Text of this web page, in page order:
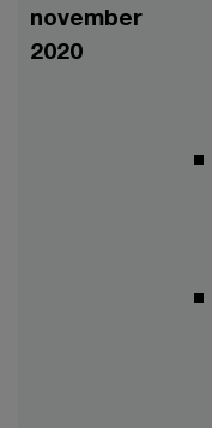
november
2020